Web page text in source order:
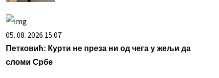
05. 08. 2026 15:07
Петковић: Курти не преза ни од чега у жељи да
сломи Србе